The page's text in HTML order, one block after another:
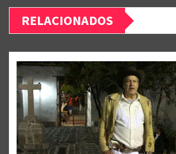
RELACIONADOS